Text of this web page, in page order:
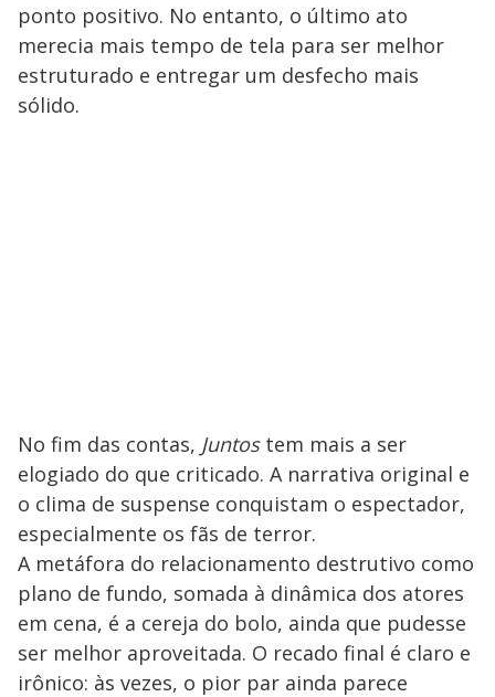
ponto positivo. No entanto, o último ato
merecia mais tempo de tela para ser melhor
estruturado e entregar um desfecho mais
sólido.
No fim das contas, Juntostem mais a ser
elogiado do que criticado. A narrativa original e
o clima de suspense conquistam o espectador,
especialmente os fãs de terror.
A metáfora do relacionamento destrutivo como
plano de fundo, somada à dinâmica dos atores
em cena, é a cereja do bolo, ainda que pudesse
ser melhor aproveitada. O recado final é claro e
irônico: às vezes, o pior par ainda parece